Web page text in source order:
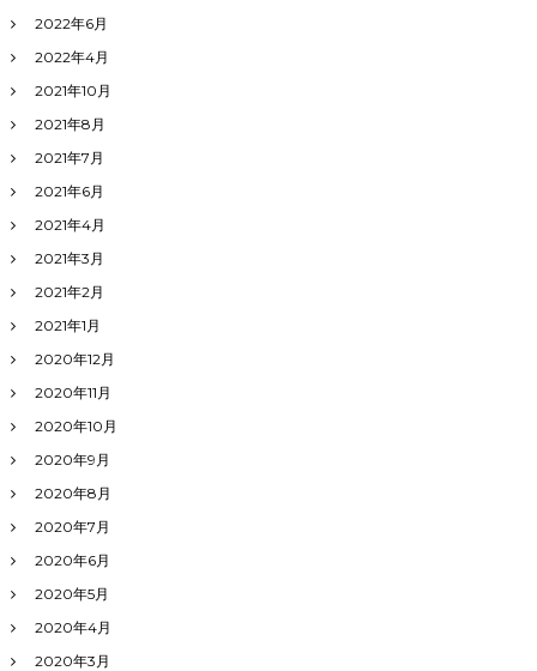
2022年6月
2022年4月
2021年10月
2021年8月
2021年7月
2021年6月
2021年4月
2021年3月
2021年2月
2021年1月
2020年12月
2020年11月
2020年10月
2020年9月
2020年8月
2020年7月
2020年6月
2020年5月
2020年4月
2020年3月